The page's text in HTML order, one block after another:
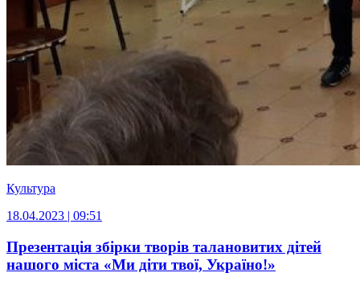
Культура
18.04.2023 | 09:51
Презентація збірки творів талановитих дітей
нашого міста «Ми діти твої, Україно!»